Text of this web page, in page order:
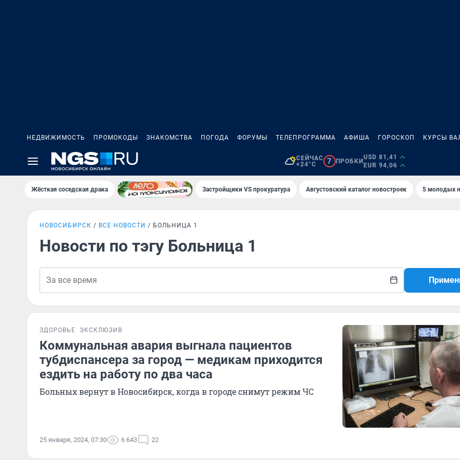
НЕДВИЖИМОСТЬ ПРОМОКОДЫ ЗНАКОМСТВА ПОГОДА ФОРУМЫ ТЕЛЕПРОГРАММА АФИША ГОРОСКОП КУРСЫ
СЕЙЧАС
+24°C
7 ПРОБКИ
USD 81,41
EUR 94,06
Жёсткая соседская драка Застройщики VS прокуратура Августовский каталог новостроек 5 молодых
НОВОСИБИРСК ВСЕ НОВОСТИ БОЛЬНИЦА 1
Новости по тэгу Больница 1
ЗДОРОВЬЕ ЭКСКЛЮЗИВ
Коммунальная авария выгнала пациентов
тубдиспансера за город — медикам приходится
ездить на работу по два часа
Больных вернут в Новосибирск, когда в городе снимут режим ЧС
25 января, 2024, 07:30 6 643 22